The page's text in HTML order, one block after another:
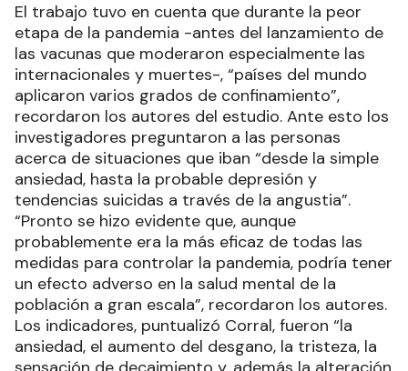
El trabajo tuvo en cuenta que durante la peor
etapa de la pandemia -antes del lanzamiento de
las vacunas que moderaron especialmente las
internacionales y muertes-, “países del mundo
aplicaron varios grados de confinamiento”,
recordaron los autores del estudio. Ante esto los
investigadores preguntaron a las personas
acerca de situaciones que iban “desde la simple
ansiedad, hasta la probable depresión y
tendencias suicidas a través de la angustia”.
“Pronto se hizo evidente que, aunque
probablemente era la más eficaz de todas las
medidas para controlar la pandemia, podría tener
un efecto adverso en la salud mental de la
población a gran escala”, recordaron los autores.
Los indicadores, puntualizó Corral, fueron “la
ansiedad, el aumento del desgano, la tristeza, la